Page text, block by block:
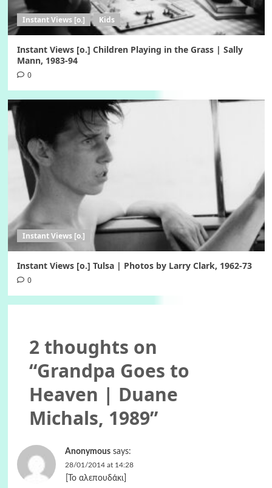
Instant Views [o.] Kids
Instant Views [o.] Children Playing in the Grass | Sally
Mann, 1983-94
0
Instant Views [o.]
Instant Views [o.] Tulsa | Photos by Larry Clark, 1962-73
0
2 thoughts on
“Grandpa Goes to
Heaven | Duane
Michals, 1989”
Anonymous says:
28/01/2014 at 14:28
[Το αλεπουδάκι]